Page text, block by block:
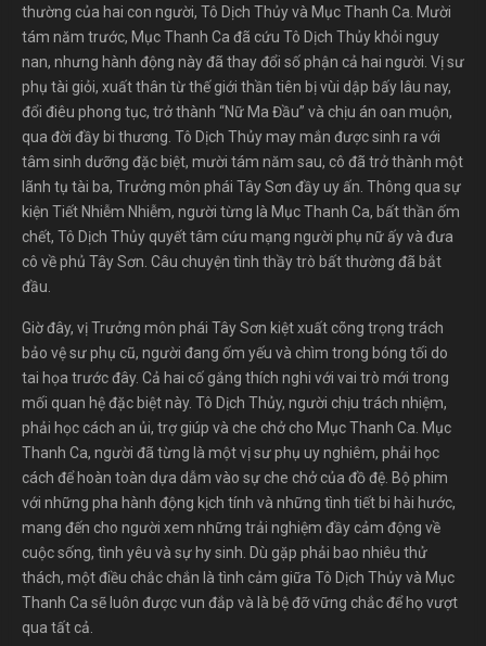
thường của hai con người, Tô Dịch Thủy và Mục Thanh Ca. Mười
tám năm trước, Mục Thanh Ca đã cứu Tô Dịch Thủy khỏi nguy
nan, nhưng hành động này đã thay đổi số phận cả hai người. Vị sư
phụ tài giỏi, xuất thân từ thế giới thần tiên bị vùi dập bấy lâu nay,
đổi điêu phong tục, trở thành “Nữ Ma Đầu” và chịu án oan muộn,
qua đời đầy bi thương. Tô Dịch Thủy may mắn được sinh ra với
tâm sinh dưỡng đặc biệt, mười tám năm sau, cô đã trở thành một
lãnh tụ tài ba, Trưởng môn phái Tây Sơn đầy uy ấn. Thông qua sự
kiện Tiết Nhiễm Nhiễm, người từng là Mục Thanh Ca, bất thần ốm
chết, Tô Dịch Thủy quyết tâm cứu mạng người phụ nữ ấy và đưa
cô về phủ Tây Sơn. Câu chuyện tình thầy trò bất thường đã bắt
đầu.
Giờ đây, vị Trưởng môn phái Tây Sơn kiệt xuất cõng trọng trách
bảo vệ sư phụ cũ, người đang ốm yếu và chìm trong bóng tối do
tai họa trước đây. Cả hai cố gắng thích nghi với vai trò mới trong
mối quan hệ đặc biệt này. Tô Dịch Thủy, người chịu trách nhiệm,
phải học cách an ủi, trợ giúp và che chở cho Mục Thanh Ca. Mục
Thanh Ca, người đã từng là một vị sư phụ uy nghiêm, phải học
cách để hoàn toàn dựa dẫm vào sự che chở của đồ đệ. Bộ phim
với những pha hành động kịch tính và những tình tiết bi hài hước,
mang đến cho người xem những trải nghiệm đầy cảm động về
cuộc sống, tình yêu và sự hy sinh. Dù gặp phải bao nhiêu thử
thách, một điều chắc chắn là tình cảm giữa Tô Dịch Thủy và Mục
Thanh Ca sẽ luôn được vun đắp và là bệ đỡ vững chắc để họ vượt
qua tất cả.